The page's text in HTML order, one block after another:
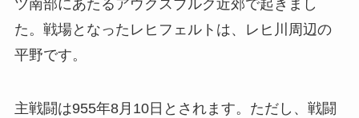
ツ南部にあたるアウクスブルク近郊で起きまし
た。戦場となったレヒフェルトは、レヒ川周辺の
平野です。
主戦闘は955年8月10日とされます。ただし、戦闘